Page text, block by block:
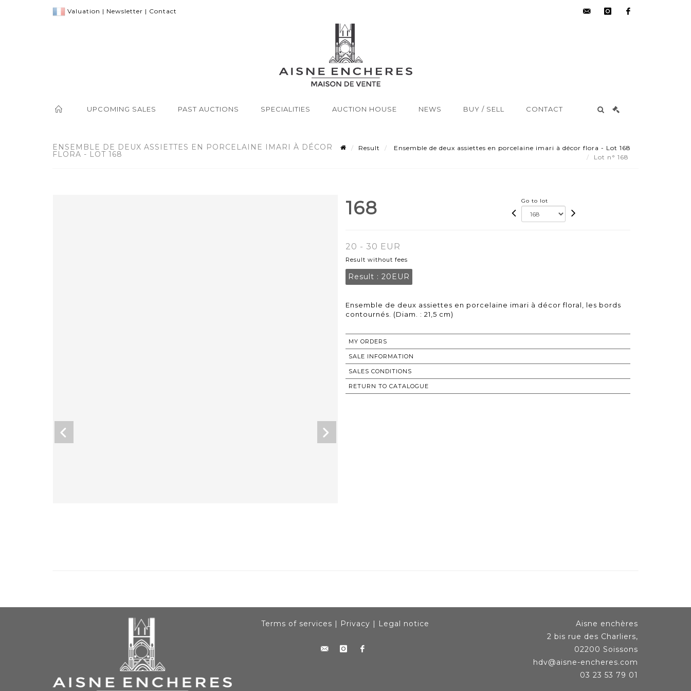
Valuation | Newsletter | Contact
UPCOMING SALES PAST AUCTIONS SPECIALITIES AUCTION HOUSE NEWS BUY / SELL CONTACT
ENSEMBLE DE DEUX ASSIETTES EN PORCELAINE IMARI À DÉCOR
FLORA - LOT 168
Result
Ensemble de deux assiettes en porcelaine imari à décor flora - Lot 168
Lot n° 168
168 Go to lot
20 - 30 EUR
Result without fees
Result : 20EUR
Ensemble de deux assiettes en porcelaine imari à décor floral, les bords
contournés. (Diam. : 21,5 cm)
MY ORDERS
SALE INFORMATION
SALES CONDITIONS
RETURN TO CATALOGUE
Terms of services | Privacy | Legal notice
Aisne enchères
2 bis rue des Charliers,
02200 Soissons
hdv@aisne-encheres.com
03 23 53 79 01